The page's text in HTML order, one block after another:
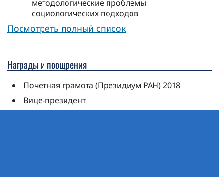
методологические проблемы
социологических подходов
Посмотреть полный список
Награды и поощрения
Почетная грамота (Президиум РАН) 2018
Вице-президент